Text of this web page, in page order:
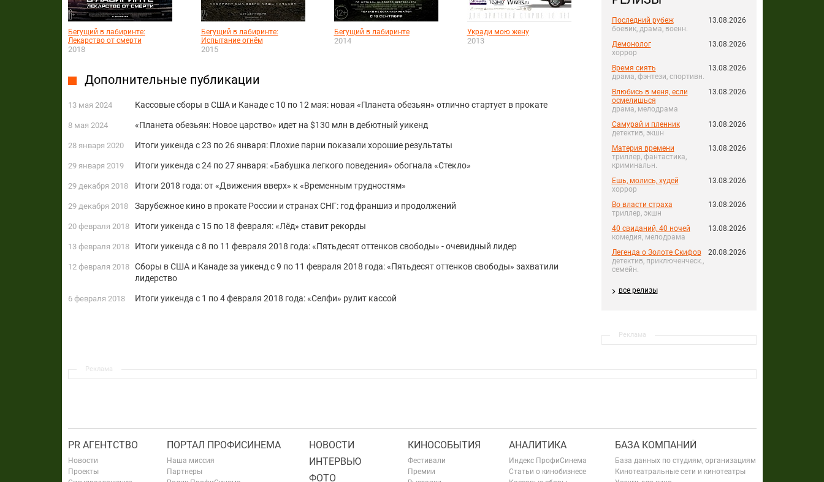
Последний рубеж
боевик, драма, военн.
13.08.2026
Демонолог
хоррор
13.08.2026
Время сиять
драма, фэнтези, спортивн.
13.08.2026
Влюбись в меня, если
осмелишься
драма, мелодрама
13.08.2026
Самурай и пленник
детектив, экшн
13.08.2026
Материя времени
триллер, фантастика,
криминальн.
13.08.2026
Ешь, молись, худей
хоррор
13.08.2026
Во власти страха
триллер, экшн
13.08.2026
40 свиданий, 40 ночей
комедия, мелодрама
13.08.2026
Легенда о Золоте Скифов
детектив, приключенческ.,
семейн.
20.08.2026
все релизы
Реклама
Бегущий в лабиринте:
Лекарство от смерти
2018
Бегущий в лабиринте:
Испытание огнём
2015
Бегущий в лабиринте
2014
Укради мою жену
2013
Дополнительные публикации
13 мая 2024 Кассовые сборы в США и Канаде с 10 по 12 мая: новая «Планета обезьян» отлично стартует в прокате
8 мая 2024 «Планета обезьян: Новое царство» идет на $130 млн в дебютный уикенд
28 января 2020 Итоги уикенда с 23 по 26 января: Плохие парни показали хорошие результаты
29 января 2019 Итоги уикенда с 24 по 27 января: «Бабушка легкого поведения» обогнала «Стекло»
29 декабря 2018 Итоги 2018 года: от «Движения вверх» к «Временным трудностям»
29 декабря 2018 Зарубежное кино в прокате России и странах СНГ: год франшиз и продолжений
20 февраля 2018 Итоги уикенда с 15 по 18 февраля: «Лёд» ставит рекорды
13 февраля 2018 Итоги уикенда с 8 по 11 февраля 2018 года: «Пятьдесят оттенков свободы» - очевидный лидер
12 февраля 2018
Сборы в США и Канаде за уикенд с 9 по 11 февраля 2018 года: «Пятьдесят оттенков свободы» захватили
лидерство
6 февраля 2018 Итоги уикенда с 1 по 4 февраля 2018 года: «Селфи» рулит кассой
Реклама
PR АГЕНТСТВО
Новости
Проекты
ПОРТАЛ ПРОФИСИНЕМА
Наша миссия
Партнеры
НОВОСТИ
ИНТЕРВЬЮ
ФОТО
КИНОСОБЫТИЯ
Фестивали
Премии
АНАЛИТИКА
Индекс ПрофиСинема
Статьи о кинобизнесе
БАЗА КОМПАНИЙ
База данных по студиям, организациям
Кинотеатральные сети и кинотеатры